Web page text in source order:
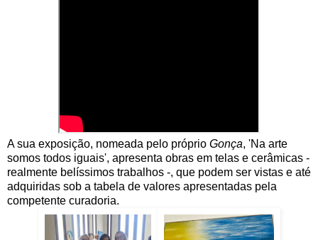
A sua exposição, nomeada pelo próprio Gonça, 'Na arte
somos todos iguais', apresenta obras em telas e cerâmicas -
realmente belíssimos trabalhos -, que podem ser vistas e até
adquiridas sob a tabela de valores apresentadas pela
competente curadoria.